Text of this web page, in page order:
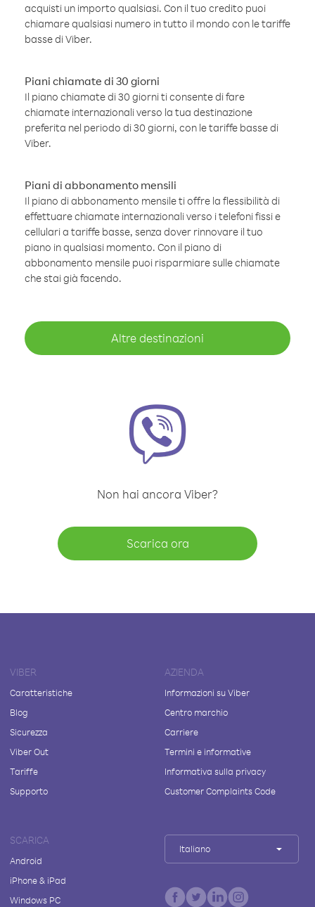
acquisti un importo qualsiasi. Con il tuo credito puoi
chiamare qualsiasi numero in tutto il mondo con le tariffe
basse di Viber.
Piani chiamate di 30 giorni
Il piano chiamate di 30 giorni ti consente di fare
chiamate internazionali verso la tua destinazione
preferita nel periodo di 30 giorni, con le tariffe basse di
Viber.
Piani di abbonamento mensili
Il piano di abbonamento mensile ti offre la flessibilità di
effettuare chiamate internazionali verso i telefoni fissi e
cellulari a tariffe basse, senza dover rinnovare il tuo
piano in qualsiasi momento. Con il piano di
abbonamento mensile puoi risparmiare sulle chiamate
che stai già facendo.
Altre destinazioni
Non hai ancora Viber?
Scarica ora
VIBER
Caratteristiche
Blog
Sicurezza
Viber Out
Tariffe
Supporto
AZIENDA
Informazioni su Viber
Centro marchio
Carriere
Termini e informative
Informativa sulla privacy
Customer Complaints Code
SCARICA
Android
iPhone & iPad
Windows PC
Italiano